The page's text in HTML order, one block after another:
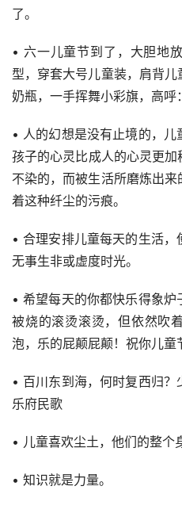
了。
• 六一儿童节到了，大胆地
型，穿套大号儿童装，肩背
奶瓶，一手挥舞小彩旗，高呼
• 人的幻想是没有止境的，
孩子的心灵比成人的心灵更
不染的，而被生活所磨炼出
着这种纤尘的污痕。
• 合理安排儿童每天的生活
无事生非或虚度时光。
• 希望每天的你都快乐得象
被烧的滚烫滚烫，但依然吹
泡，乐的屁颠屁颠！祝你儿
• 百川东到海，何时复西归
乐府民歌
• 儿童喜欢尘土，他们的整个
• 知识就是力量。